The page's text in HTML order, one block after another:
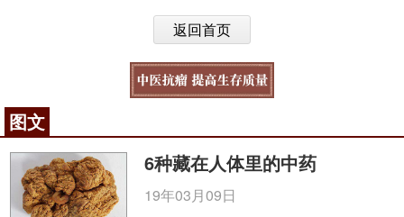
返回首页
图文
6种藏在人体里的中药
19年03月09日